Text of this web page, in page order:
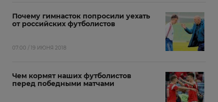
Почему гимнасток попросили уехать
от российских футболистов
07:00 / 19 ИЮНЯ 2018
Чем кормят наших футболистов
перед победными матчами